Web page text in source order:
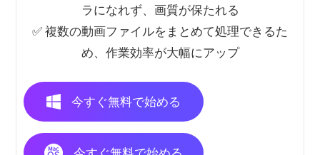
ラになれず、画質が保たれる
✅ 複数の動画ファイルをまとめて処理できるた
め、作業効率が大幅にアップ
今すぐ無料で始める